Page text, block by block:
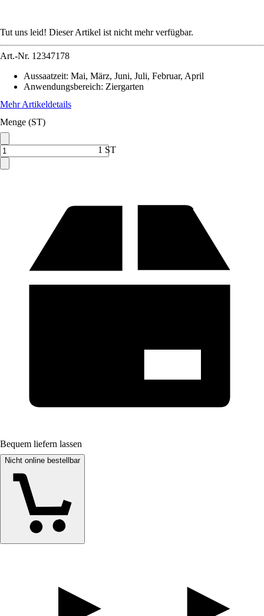
Tut uns leid! Dieser Artikel ist nicht mehr verfügbar.
Art.-Nr. 12347178
Aussaatzeit: Mai, März, Juni, Juli, Februar, April
Anwendungsbereich: Ziergarten
Mehr Artikeldetails
Menge (ST)
1 ST
Bequem liefern lassen
Nicht online bestellbar